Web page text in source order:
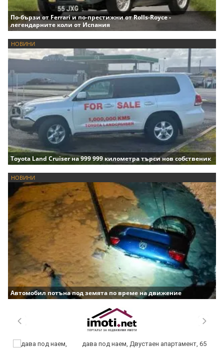
По-бързи от Ferrari и по-престижни от Rolls-Royce -
легендарните коли от Испания
НОВИНИ
Toyota Land Cruiser на 999 999 километра търси нов собственик
НОВИНИ
Автомобил потъна под земята по време на движение
дава под наем, Двустаен апартамент, 65